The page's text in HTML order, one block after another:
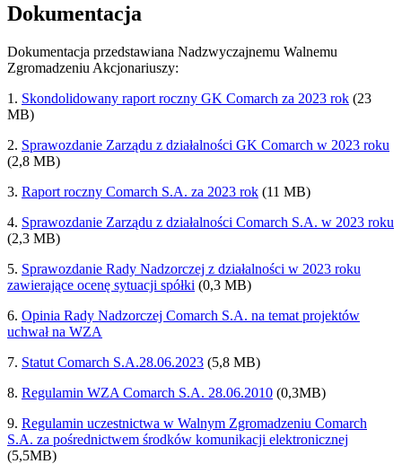
Dokumentacja
Dokumentacja przedstawiana Nadzwyczajnemu Walnemu
Zgromadzeniu Akcjonariuszy:
1. Skondolidowany raport roczny GK Comarch za 2023 rok (23
MB)
2. Sprawozdanie Zarządu z działalności GK Comarch w 2023 roku
(2,8 MB)
3. Raport roczny Comarch S.A. za 2023 rok (11 MB)
4. Sprawozdanie Zarządu z działalności Comarch S.A. w 2023 roku
(2,3 MB)
5. Sprawozdanie Rady Nadzorczej z działalności w 2023 roku
zawierające ocenę sytuacji spółki (0,3 MB)
6. Opinia Rady Nadzorczej Comarch S.A. na temat projektów
uchwał na WZA
7. Statut Comarch S.A.28.06.2023 (5,8 MB)
8. Regulamin WZA Comarch S.A. 28.06.2010 (0,3MB)
9. Regulamin uczestnictwa w Walnym Zgromadzeniu Comarch
S.A. za pośrednictwem środków komunikacji elektronicznej
(5,5MB)